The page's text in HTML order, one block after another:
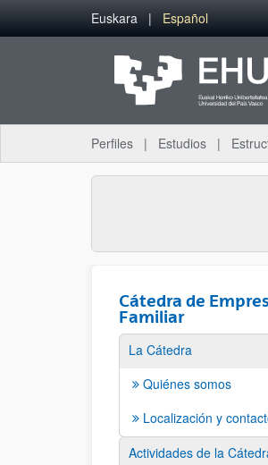
Saltar al contenido principal
Euskara Español
Perfiles Estudios
Cátedra de
Familiar
La Cátedra
Quiénes somos
Localización y
Actividades de la